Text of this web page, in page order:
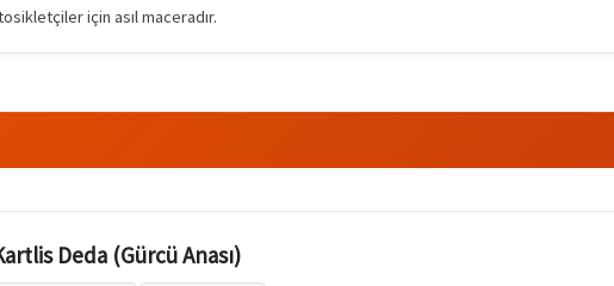
için asıl maceradır.
Deda (Gürcü Anası)